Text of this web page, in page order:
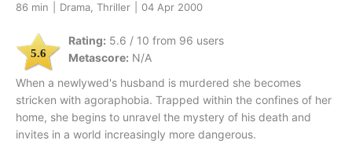
86 min Drama, Thriller 04 Apr 2000
5.6
Rating: 5.6 / 10 from 96 users
Metascore: N/A
When a newlywed's husband is murdered she becomes
stricken with agoraphobia. Trapped within the confines of her
home, she begins to unravel the mystery of his death and
invites in a world increasingly more dangerous.